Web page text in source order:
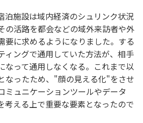
泊施設は域内経済のシュリンク状況
の活路を都会などの域外来訪者や外
要に求めるようになりました。する
ィングで通用していた方法が、相手
なって通用しなくなる。これまで以
なったため、"顔の見える化"をさせ
ミュニケーションツールやデータ
考える上で重要な要素となったので